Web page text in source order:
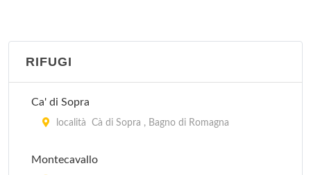
Alla Meridiana
Alle porte di Bologna
RIFUGI
Ca' di Sopra
località Cà di Sopra , Bagno di Romagna
Montecavallo